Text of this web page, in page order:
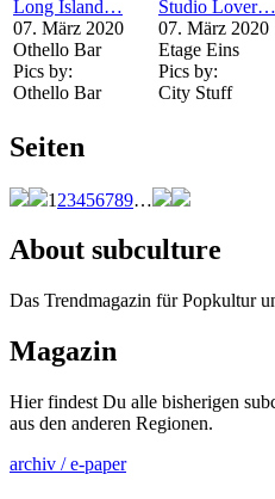
Long Island…
07. März 2020
Othello Bar
Pics by:
Othello Bar
Studio Lover…
07. März 2020
Etage Eins
Pics by:
City Stuff
Seiten
1 23456789…
About subculture
Das Trendmagazin für Popkultur
Magazin
Hier findest Du alle bisherigen
aus den anderen Regionen.
archiv / e-paper